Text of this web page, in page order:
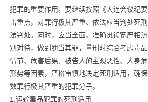
犯罪的重要作用。要继续按照《大连会议纪
击重点，对罪行极其严重、依法应当判处死
法判处。同时，应当全面、准确贯彻宽严相
别对待，做到罚当其罪，量刑时综合考虑毒品
情节、危害后果、被告人的主观恶性、人身
形势等因素，严格审慎地决定死刑适用，确
数罪行极其严重的犯罪分子。
1.运输毒品犯罪的死刑适用